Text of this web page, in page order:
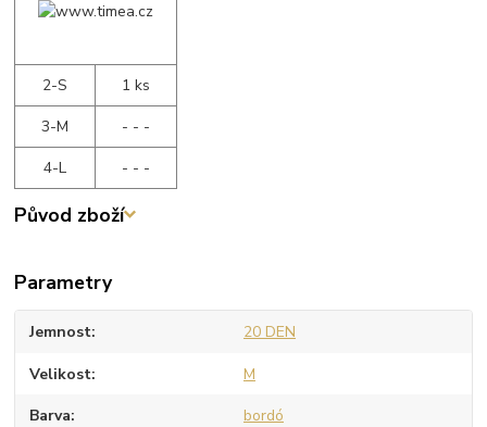
2-S
1 ks
3-M
- - -
4-L
- - -
Původ zboží
Parametry
Jemnost 20 DEN
Velikost M
Barva bordó